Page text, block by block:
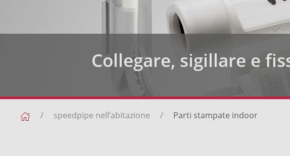
Collegare, sigillare e
speedpipe nell’abitazione Parti stampate indoor